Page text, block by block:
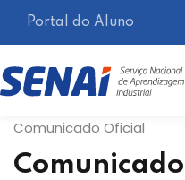
Portal do Aluno
Comunicado Oficial